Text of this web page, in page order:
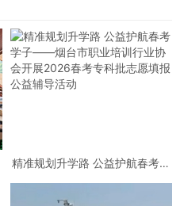
精准规划升学路 公益护航春考学
开展2026春考专科批志愿填报公
益辅导活动